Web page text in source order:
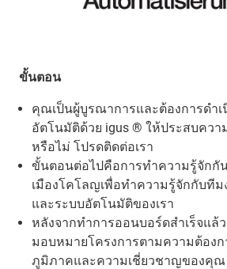
ขั้นตอน
คุณเป็นผู้บูรณาการและต้องการดำเ
อัตโนมัติด้วย igus ® ให้ประสบควา
หรือไม่ โปรดติดต่อเรา
ขั้นตอนต่อไปคือการทำความรู้จักกั
เมืองโคโลญเพื่อทำความรู้จักกับที
และระบบอัตโนมัติของเรา
หลังจากทำการออนบอร์ดสำเร็จแล้
มอบหมายโครงการตามความต้อง
ภูมิภาคและความเชี่ยวชาญของคุณ